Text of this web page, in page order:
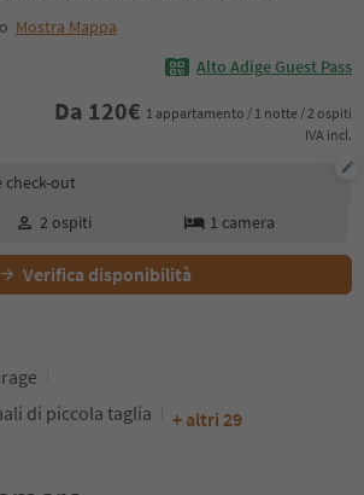
Mostra Mappa
Alto Adige Guest Pass
Da 120€ 1 appartamento / 1 notte / 2 ospiti
IVA incl.
prenotazione
check-out
2 ospiti 1 camera
Verifica disponibilità
di piccola taglia
+ altri 29